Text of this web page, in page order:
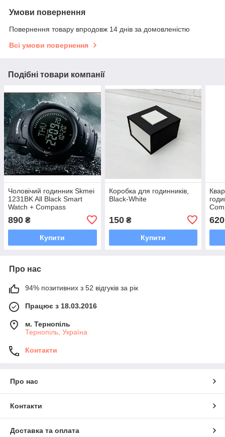
Умови повернення
Повернення товару впродовж 14 днів за домовленістю
Всі умови повернення
Подібні товари компанії
Чоловічий годинник Skmei
1231BK All Black Smart
Watch + Compass
890 ₴
Купити
Коробка для годинників,
Black-White
150₴
Купити
620
Про нас
94% позитивних з 52 відгуків за рік
Працює з 18.03.2016
м. Тернопіль
Тернопіль, Україна
Контакти
Про нас
Контакти
Доставка та оплата